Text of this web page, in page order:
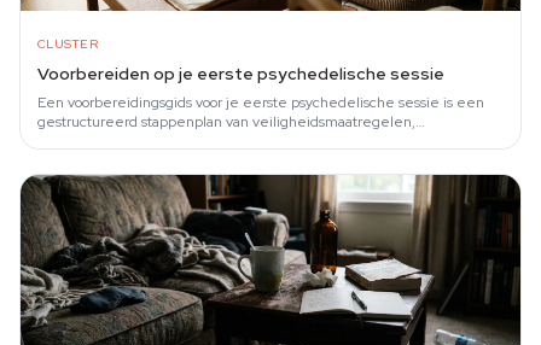
CLUSTER
Voorbereiden op je eerste psychedelische sessie
Een voorbereidingsgids voor je eerste psychedelische sessie is een
gestructureerd stappenplan van veiligheidsmaatregelen,